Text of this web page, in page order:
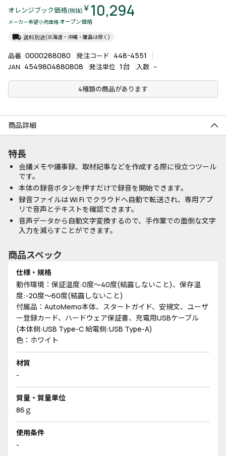
オレンジブック価格(税抜) ￥ 10,294
メーカー希望小売価格 オープン価格
local_shipping 送料別途(北海道・沖縄・離島は除く)
品番 0000288080 発注コード 448-4551
JAN 4549804880808 発注単位 1台 入数 -
4種類の商品があります
商品詳細
特長
会議メモや議事録、取材記事などを作成する際に役立つツール
です。
本体の録音ボタンを押すだけで録音を開始できます。
録音ファイルは Wi Fi でクラウドへ自動で転送され、専用アプ
リで音声とテキストを確認できます。
音声データから自動文字変換するので、手作業での面倒な文字
入力を減らすことができます。
商品スペック
仕様・規格
動作環境：保証温度:0度～40度(結露しないこと)、保存温
度:-20度～60度(結露しないこと)
付属品：AutoMemo本体、スタートガイド、安規文、ユーザ
ー登録カード、ハードウェア保証書、充電用USBケーブル
(本体側:USB Type-C 給電側:USB Type-A)
色：ホワイト
材質
-
質量・質量単位
86ｇ
使用条件
-